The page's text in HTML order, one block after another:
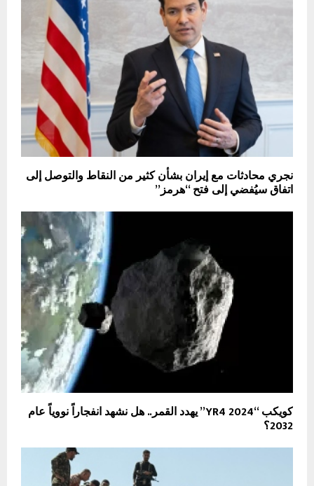
نجري محادثات مع إيران بشأن كثير من النقاط والتوصل إلى
اتفاق سيُفضي إلى فتح “هرمز”
كويكب “2024 YR4” يهدد القمر.. هل نشهد انفجاراً نووياً عام
2032؟